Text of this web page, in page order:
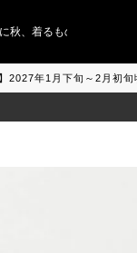
、着るものがない」 「
2027年1月下旬～2月初